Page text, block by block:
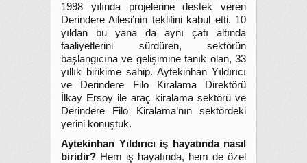
1998 yılında projelerine destek veren
Derindere Ailesi’nin teklifini kabul etti. 10
yıldan bu yana da aynı çatı altında
faaliyetlerini sürdüren, sektörün
başlangıcına ve gelişimine tanık olan, 33
yıllık birikime sahip. Aytekinhan Yıldırıcı
ve Derindere Filo Kiralama Direktörü
İlkay Ersoy ile araç kiralama sektörü ve
Derindere Filo Kiralama’nın sektördeki
yerini konuştuk.
Aytekinhan Yıldırıcı iş hayatında nasıl
biridir? Hem iş hayatında, hem de özel